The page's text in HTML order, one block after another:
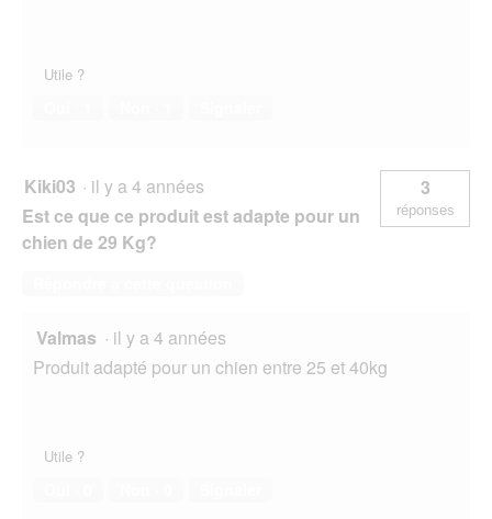
Utile ?
Kiki03 · il y a 4 années
Est ce que ce produit est adapte pour un
chien de 29 Kg?
3
réponses
Valmas · il y a 4 années
Produit adapté pour un chien entre 25 et 40kg
Utile ?